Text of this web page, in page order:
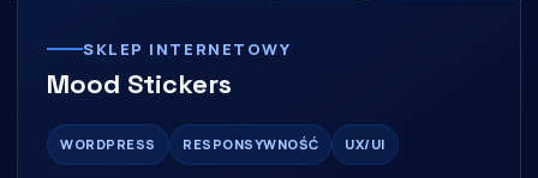
SKLEP INTERNETOWY
Mood Stickers
WORDPRESS RESPONSYWNOŚĆ UX/UI